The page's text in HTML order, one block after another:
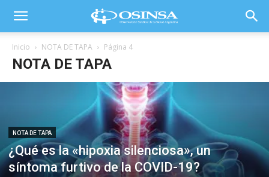
Inicio NOTA DE TAPA Página 4
NOTA DE TAPA
NOTA DE TAPA
¿Qué es la «hipoxia silenciosa», un
síntoma furtivo de la COVID-19?